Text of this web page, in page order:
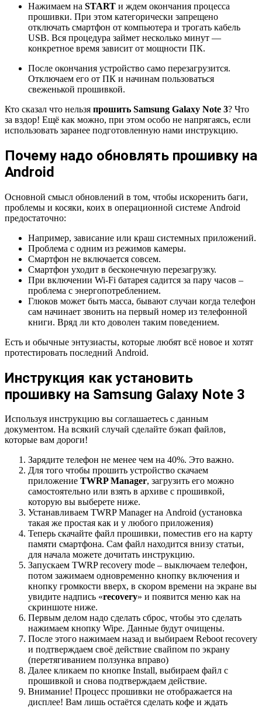
Нажимаем на START и ждем окончания процесса
прошивки. При этом категорически запрещено
отключать смартфон от компьютера и трогать кабель
USB. Вся процедура займет несколько минут —
конкретное время зависит от мощности ПК.
После окончания устройство само перезагрузится.
Отключаем его от ПК и начинам пользоваться
свеженькой прошивкой.
Кто сказал что нельзя прошить Samsung Galaxy Note 3? Что
за вздор! Ещё как можно, при этом особо не напрягаясь, если
использовать заранее подготовленную нами инструкцию.
Почему надо обновлять прошивку на
Android
Основной смысл обновлений в том, чтобы искоренить баги,
проблемы и косяки, коих в операционной системе Android
предостаточно:
Например, зависание или краш системных приложений.
Проблема с одним из режимов камеры.
Смартфон не включается совсем.
Смартфон уходит в бесконечную перезагрузку.
При включении Wi-Fi батарея садится за пару часов –
проблема с энергопотреблением.
Глюков может быть масса, бывают случаи когда телефон
сам начинает звонить на первый номер из телефонной
книги. Вряд ли кто доволен таким поведением.
Есть и обычные энтузиасты, которые любят всё новое и хотят
протестировать последний Android.
Инструкция как установить
прошивку на Samsung Galaxy Note 3
Используя инструкцию вы соглашаетесь с данным
документом. На всякий случай сделайте бэкап файлов,
которые вам дороги!
Зарядите телефон не менее чем на 40%. Это важно.
Для того чтобы прошить устройство скачаем
приложение TWRP Manager, загрузить его можно
самостоятельно или взять в архиве с прошивкой,
которую вы выберете ниже.
Устанавливаем TWRP Manager на Android (установка
такая же простая как и у любого приложения)
Теперь скачайте файл прошивки, поместив его на карту
памяти смартфона. Сам файл находится внизу статьи,
для начала можете дочитать инструкцию.
Запускаем TWRP recovery mode – выключаем телефон,
потом зажимаем одновременно кнопку включения и
кнопку громкости вверх, в скором времени на экране вы
увидите надпись «recovery» и появится меню как на
скриншоте ниже.
Первым делом надо сделать сброс, чтобы это сделать
нажимаем кнопку Wipe. Данные будут очищены.
После этого нажимаем назад и выбираем Reboot recovery
и подтверждаем своё действие свайпом по экрану
(перетягиванием ползунка вправо)
Далее кликаем по кнопке Install, выбираем файл с
прошивкой и снова подтверждаем действие.
Внимание! Процесс прошивки не отображается на
дисплее! Вам лишь остаётся сделать кофе и ждать